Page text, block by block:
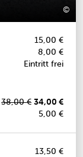
©
15,00 €
8,00 €
Eintritt frei
38,00 € 34,00 €
5,00 €
13,50 €